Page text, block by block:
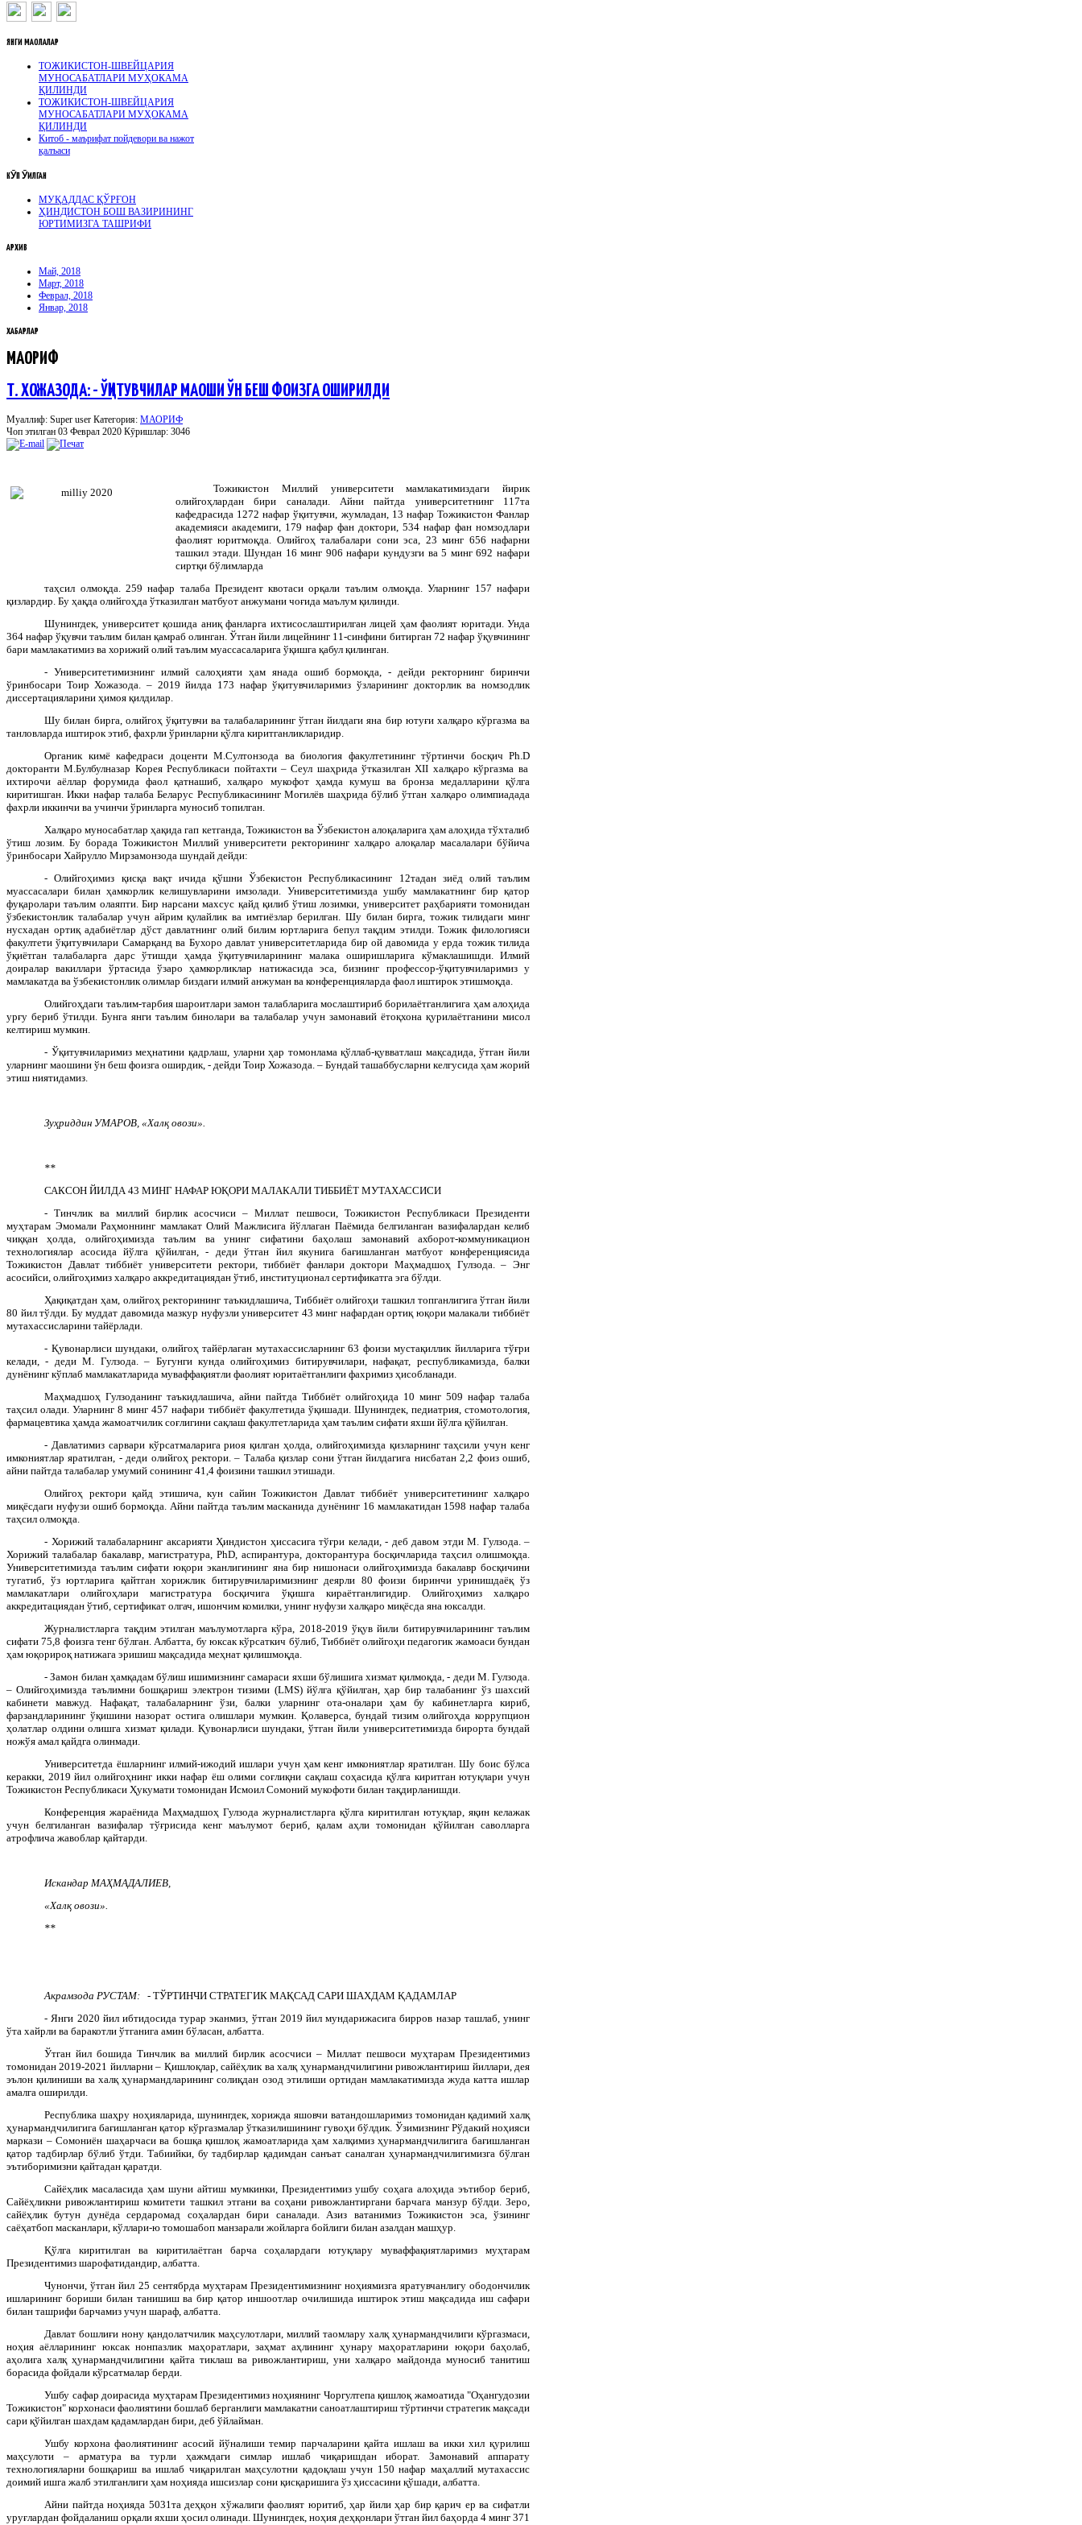
ЯНГИ МАҚОЛАЛАР
ТОЖИКИСТОН-ШВЕЙЦАРИЯ
МУНОСАБАТЛАРИ МУҲОКАМА
ҚИЛИНДИ
ТОЖИКИСТОН-ШВЕЙЦАРИЯ
МУНОСАБАТЛАРИ МУҲОКАМА
ҚИЛИНДИ
Китоб - маърифат пойдевори ва нажот
қалъаси
КӮП ӮҚИЛГАН
МУҚАДДАС ҚЎРҒОН
ҲИНДИСТОН БОШ ВАЗИРИНИНГ
ЮРТИМИЗГА ТАШРИФИ
АРХИВ
Май, 2018
Март, 2018
Феврал, 2018
Январ, 2018
ХАБАРЛАР
МАОРИФ
Т. ХОЖАЗОДА: - ЎҚИТУВЧИЛАР МАОШИ ЎН БЕШ ФОИЗГА ОШИРИЛДИ
Муаллиф: Super user Категория: МАОРИФ
Чоп этилган 03 Феврал 2020 Кӯришлар: 3046
Тожикистон Миллий университети мамлакатимиздаги йирик
олийгоҳлардан бири саналади. Айни пайтда университетнинг 117та
кафедрасида 1272 нафар ўқитувчи, жумладан, 13 нафар Тожикистон Фанлар
академияси академиги, 179 нафар фан доктори, 534 нафар фан номзодлари
фаолият юритмоқда. Олийгоҳ талабалари сони эса, 23 минг 656 нафарни
ташкил этади. Шундан 16 минг 906 нафари кундузги ва 5 минг 692 нафари
сиртқи бўлимларда
таҳсил олмоқда. 259 нафар талаба Президент квотаси орқали таълим олмоқда. Уларнинг 157 нафари
қизлардир. Бу ҳақда олийгоҳда ўтказилган матбуот анжумани чоғида маълум қилинди.
Шунингдек, университет қошида аниқ фанларга ихтисослаштирилган лицей ҳам фаолият юритади. Унда
364 нафар ўқувчи таълим билан қамраб олинган. Ўтган йили лицейнинг 11-синфини битирган 72 нафар ўқувчининг
бари мамлакатимиз ва хорижий олий таълим муассасаларига ўқишга қабул қилинган.
- Университетимизнинг илмий салоҳияти ҳам янада ошиб бормоқда, - дейди ректорнинг биринчи
ўринбосари Тоир Хожазода. – 2019 йилда 173 нафар ўқитувчиларимиз ўзларининг докторлик ва номзодлик
диссертацияларини ҳимоя қилдилар.
Шу билан бирга, олийгоҳ ўқитувчи ва талабаларининг ўтган йилдаги яна бир ютуғи халқаро кўргазма ва
танловларда иштирок этиб, фахрли ўринларни қўлга киритганликларидир.
Органик кимё кафедраси доценти М.Султонзода ва биология факултетининг тўртинчи босқич Ph D
докторанти М.Булбулназар Корея Республикаси пойтахти – Сеул шаҳрида ўтказилганXII халқаро кўргазма ва
ихтирочи аёллар форумида фаол қатнашиб, халқаро мукофот ҳамда кумуш ва бронза медалларини қўлга
киритишган. Икки нафар талаба Беларус Республикасининг Могилёв шаҳрида бўлиб ўтган халқаро олимпиадада
фахрли иккинчи ва учинчи ўринларга муносиб топилган.
Халқаро муносабатлар ҳақида гап кетганда, Тожикистон ва Ўзбекистон алоқаларига ҳам алоҳида тўхталиб
ўтиш лозим. Бу борада Тожикистон Миллий университети ректорининг халқаро алоқалар масалалари бўйича
ўринбосари Хайрулло Мирзамонзода шундай дейди:
- Олийгоҳимиз қисқа вақт ичида қўшни Ўзбекистон Республикасининг 12тадан зиёд олий таълим
муассасалари билан ҳамкорлик келишувларини имзолади. Университетимизда ушбу мамлакатнинг бир қатор
фуқаролари таълим олаяпти. Бир нарсани махсус қайд қилиб ўтиш лозимки, университет раҳбарияти томонидан
ўзбекистонлик талабалар учун айрим қулайлик ва имтиёзлар берилган. Шу билан бирга, тожик тилидаги минг
нусхадан ортиқ адабиётлар дўст давлатнинг олий билим юртларига бепул тақдим этилди. Тожик филологияси
факултети ўқитувчилари Самарқанд ва Бухоро давлат университетларида бир ой давомида у ерда тожик тилида
ўқиётган талабаларга дарс ўтишди ҳамда ўқитувчиларининг малака оширишларига кўмаклашишди. Илмий
доиралар вакиллари ўртасида ўзаро ҳамкорликлар натижасида эса, бизнинг профессор-ўқитувчиларимиз у
мамлакатда ва ўзбекистонлик олимлар биздаги илмий анжуман ва конференцияларда фаол иштирок этишмоқда.
Олийгоҳдаги таълим-тарбия шароитлари замон талабларига мослаштириб борилаётганлигига ҳам алоҳида
урғу бериб ўтилди. Бунга янги таълим бинолари ва талабалар учун замонавий ётоқхона қурилаётганини мисол
келтириш мумкин.
- Ўқитувчиларимиз меҳнатини қадрлаш, уларни ҳар томонлама қўллаб-қувватлаш мақсадида, ўтган йили
уларнинг маошини ўн беш фоизга оширдик, - дейди Тоир Хожазода. – Бундай ташаббусларни келгусида ҳам жорий
этиш ниятидамиз.
Зуҳриддин УМАРОВ, «Халқ овози».
**
САКСОН ЙИЛДА 43 МИНГ НАФАР ЮҚОРИ МАЛАКАЛИ ТИББИЁТ МУТАХАССИСИ
- Тинчлик ва миллий бирлик асосчиси – Миллат пешвоси, Тожикистон Республикаси Президенти
муҳтарам Эмомали Раҳмоннинг мамлакат Олий Мажлисига йўллаган Паёмида белгиланган вазифалардан келиб
чиққан ҳолда, олийгоҳимизда таълим ва унинг сифатини баҳолаш замонавий ахборот-коммуникацион
технологиялар асосида йўлга қўйилган, - деди ўтган йил якунига бағишланган матбуот конференциясида
Тожикистон Давлат тиббиёт университети ректори, тиббиёт фанлари доктори Маҳмадшоҳ Гулзода. – Энг
асосийси, олийгоҳимиз халқаро аккредитациядан ўтиб, институционал сертификатга эга бўлди.
Ҳақиқатдан ҳам, олийгоҳ ректорининг таъкидлашича, Тиббиёт олийгоҳи ташкил топганлигига ўтган йили
80 йил тўлди. Бу муддат давомида мазкур нуфузли университет 43 минг нафардан ортиқ юқори малакали тиббиёт
мутахассисларини тайёрлади.
- Қувонарлиси шундаки, олийгоҳ тайёрлаган мутахассисларнинг 63 фоизи мустақиллик йилларига тўғри
келади, - деди М. Гулзода. – Бугунги кунда олийгоҳимиз битирувчилари, нафақат, республикамизда, балки
дунёнинг кўплаб мамлакатларида муваффақиятли фаолият юритаётганлиги фахримиз ҳисобланади.
Маҳмадшоҳ Гулзоданинг таъкидлашича, айни пайтда Тиббиёт олийгоҳида 10 минг 509 нафар талаба
таҳсил олади. Уларнинг 8 минг 457 нафари тиббиёт факултетида ўқишади. Шунингдек, педиатрия, стомотология,
фармацевтика ҳамда жамоатчилик соғлигини сақлаш факултетларида ҳам таълим сифати яхши йўлга қўйилган.
- Давлатимиз сарвари кўрсатмаларига риоя қилган ҳолда, олийгоҳимизда қизларнинг таҳсили учун кенг
имкониятлар яратилган, - деди олийгоҳ ректори. – Талаба қизлар сони ўтган йилдагига нисбатан 2,2 фоиз ошиб,
айни пайтда талабалар умумий сонининг 41,4 фоизини ташкил этишади.
Олийгоҳ ректори қайд этишича, кун сайин Тожикистон Давлат тиббиёт университетининг халқаро
миқёсдаги нуфузи ошиб бормоқда. Айни пайтда таълим масканида дунёнинг 16 мамлакатидан 1598 нафар талаба
таҳсил олмоқда.
- Хорижий талабаларнинг аксарияти Ҳиндистон ҳиссасига тўғри келади, - деб давом этди М. Гулзода. –
Хорижий талабалар бакалавр, магистратура, PhD , аспирантура, докторантура босқичларида таҳсил олишмоқда.
Университетимизда таълим сифати юқори эканлигининг яна бир нишонаси олийгоҳимизда бакалавр босқичини
тугатиб, ўз юртларига қайтган хорижлик битирувчиларимизнинг деярли 80 фоизи биринчи уринишдаёқ ўз
мамлакатлари олийгоҳлари магистратура босқичига ўқишга кираётганлигидир. Олийгоҳимиз халқаро
аккредитациядан ўтиб, сертификат олгач, ишончим комилки, унинг нуфузи халқаро миқёсда яна юксалди.
Журналистларга тақдим этилган маълумотларга кўра, 2018-2019 ўқув йили битирувчиларининг таълим
сифати 75,8 фоизга тенг бўлган. Албатта, бу юксак кўрсаткич бўлиб, Тиббиёт олийгоҳи педагогик жамоаси бундан
ҳам юқорироқ натижага эришиш мақсадида меҳнат қилишмоқда.
- Замон билан ҳамқадам бўлиш ишимизнинг самараси яхши бўлишига хизмат қилмоқда, - деди М. Гулзода.
– Олийгоҳимизда таълимни бошқариш электрон тизими (LMS) йўлга қўйилган, ҳар бир талабанинг ўз шахсий
кабинети мавжуд. Нафақат, талабаларнинг ўзи, балки уларнинг ота-оналари ҳам бу кабинетларга кириб,
фарзандларининг ўқишини назорат остига олишлари мумкин. Қолаверса, бундай тизим олийгоҳда коррупцион
ҳолатлар олдини олишга хизмат қилади. Қувонарлиси шундаки, ўтган йили университетимизда бирорта бундай
ножўя амал қайдга олинмади.
Университетда ёшларнинг илмий-ижодий ишлари учун ҳам кенг имкониятлар яратилган. Шу боис бўлса
керакки, 2019 йил олийгоҳнинг икки нафар ёш олими соғлиқни сақлаш соҳасида қўлга киритган ютуқлари учун
Тожикистон Республикаси Ҳукумати томонидан Исмоил Сомоний мукофоти билан тақдирланишди.
Конференция жараёнида Маҳмадшоҳ Гулзода журналистларга қўлга киритилган ютуқлар, яқин келажак
учун белгиланган вазифалар тўғрисида кенг маълумот бериб, қалам аҳли томонидан қўйилган саволларга
атрофлича жавоблар қайтарди.
Искандар МАҲМАДАЛИЕВ,
«Халқ овози».
**
Акрамзода РУСТАМ:- ТЎРТИНЧИ СТРАТЕГИК МАҚСАД САРИ ШАХДАМ ҚАДАМЛАР
- Янги 2020 йил ибтидосида турар эканмиз, ўтган 2019 йил мундарижасига бирров назар ташлаб, унинг
ўта хайрли ва баракотли ўтганига амин бўласан, албатта.
Ўтган йил бошида Тинчлик ва миллий бирлик асосчиси – Миллат пешвоси муҳтарам Президентимиз
томонидан 2019-2021 йилларни – Қишлоқлар, сайёҳлик ва халқ ҳунармандчилигини ривожлантириш йиллари, дея
эълон қилиниши ва халқ ҳунармандларининг солиқдан озод этилиши ортидан мамлакатимизда жуда катта ишлар
амалга оширилди.
Республика шаҳру ноҳияларида, шунингдек, хорижда яшовчи ватандошларимиз томонидан қадимий халқ
ҳунармандчилигига бағишланган қатор кўргазмалар ўтказилишининг гувоҳи бўлдик. Ўзимизнинг Рўдакий ноҳияси
маркази – Сомониён шаҳарчаси ва бошқа қишлоқ жамоатларида ҳам халқимиз ҳунармандчилигига бағишланган
қатор тадбирлар бўлиб ўтди. Табиийки, бу тадбирлар қадимдан санъат саналган ҳунармандчилигимизга бўлган
эътиборимизни қайтадан қаратди.
Сайёҳлик масаласида ҳам шуни айтиш мумкинки, Президентимиз ушбу соҳага алоҳида эътибор бериб,
Сайёҳликни ривожлантириш комитети ташкил этгани ва соҳани ривожлантиргани барчага манзур бўлди. Зеро,
сайёҳлик бутун дунёда сердаромад соҳалардан бири саналади. Азиз ватанимиз Тожикистон эса, ўзининг
саёҳатбоп масканлари, кўллари-ю томошабоп манзарали жойларга бойлиги билан азалдан машҳур.
Қўлга киритилган ва киритилаётган барча соҳалардаги ютуқлару муваффақиятларимиз муҳтарам
Президентимиз шарофатидандир, албатта.
Чунончи, ўтган йил 25 сентябрда муҳтарам Президентимизнинг ноҳиямизга яратувчанлигу ободончилик
ишларининг бориши билан танишиш ва бир қатор иншоотлар очилишида иштирок этиш мақсадида иш сафари
билан ташрифи барчамиз учун шараф, албатта.
Давлат бошлиғи нону қандолатчилик маҳсулотлари, миллий таомлару халқ ҳунармандчилиги кўргазмаси,
ноҳия аёлларининг юксак нонпазлик маҳоратлари, заҳмат аҳлининг ҳунару маҳоратларини юқори баҳолаб,
аҳолига халқ ҳунармандчилигини қайта тиклаш ва ривожлантириш, уни халқаро майдонда муносиб танитиш
борасида фойдали кўрсатмалар берди.
Ушбу сафар доирасида муҳтарам Президентимиз ноҳиянинг Чоргултепа қишлоқ жамоатида "Оҳангудозии
Тожикистон" корхонаси фаолиятини бошлаб берганлиги мамлакатни саноатлаштириш тўртинчи стратегик мақсади
сари қўйилган шахдам қадамлардан бири, деб ўйлайман.
Ушбу корхона фаолиятининг асосий йўналиши темир парчаларини қайта ишлаш ва икки хил қурилиш
маҳсулоти – арматура ва турли ҳажмдаги симлар ишлаб чиқаришдан иборат. Замонавий аппарату
технологияларни бошқариш ва ишлаб чиқарилган маҳсулотни қадоқлаш учун 150 нафар маҳаллий мутахассис
доимий ишга жалб этилганлиги ҳам ноҳияда ишсизлар сони қисқаришига ўз ҳиссасини қўшади, албатта.
Айни пайтда ноҳияда 5031та деҳқон хўжалиги фаолият юритиб, ҳар йили ҳар бир қарич ер ва сифатли
уруғлардан фойдаланиш орқали яхши ҳосил олинади. Шунингдек, ноҳия деҳқонлари ўтган йил баҳорда 4 минг 371